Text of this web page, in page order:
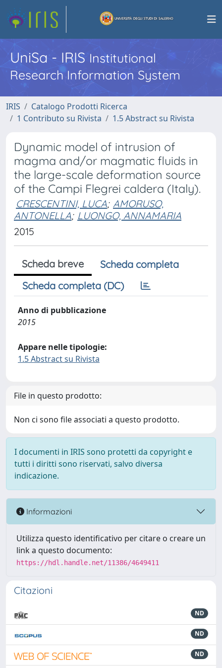
UniSa - IRISInstitutional
Research Information System
IRIS
Catalogo Prodotti Ricerca
1 Contributo su Rivista
1.5 Abstract su Rivista
Dynamic model of intrusion of
magma and/or magmatic fluids in
the large-scale deformation source
of the Campi Flegrei caldera (Italy).
CRESCENTINI, LUCA; AMORUSO,
ANTONELLA; LUONGO, ANNAMARIA
2015
Scheda breve
Scheda completa
Scheda completa (DC)
Anno di pubblicazione
2015
Appare nelle tipologie:
1.5 Abstract su Rivista
File in questo prodotto:
Non ci sono file associati a questo prodotto.
I documenti in IRIS sono protetti da copyright e
tutti i diritti sono riservati, salvo diversa
indicazione.
Informazioni
Utilizza questo identificativo per citare o creare un
link a questo documento:
https://hdl.handle.net/11386/4649411
Citazioni
ND
ND
ND